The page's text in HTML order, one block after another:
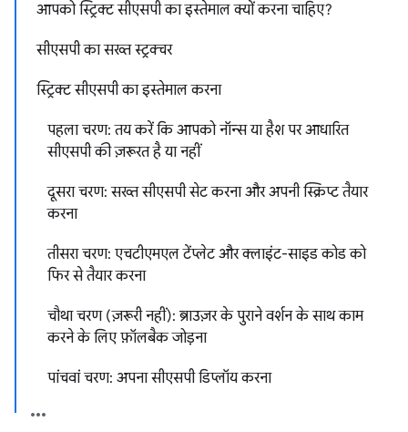
आपको स्ट्रिक्ट सीएसपी का इस्तेमाल क्यों करना चाहिए?
सीएसपी का सख्त स्ट्रक्चर
स्ट्रिक्ट सीएसपी का इस्तेमाल करना
पहला चरण: तय करें कि आपको नॉन्स या हैश पर आधारित
सीएसपी की ज़रूरत है या नहीं
दूसरा चरण: सख्त सीएसपी सेट करना और अपनी स्क्रिप्ट तैयार
करना
तीसरा चरण: एचटीएमएल टेंप्लेट और क्लाइंट-साइड कोड को
फिर से तैयार करना
चौथा चरण (ज़रूरी नहीं): ब्राउज़र के पुराने वर्शन के साथ काम
करने के लिए फ़ॉलबैक जोड़ना
पांचवां चरण: अपना सीएसपी डिप्लॉय करना